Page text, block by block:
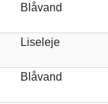
Blåvand
Liseleje
Blåvand